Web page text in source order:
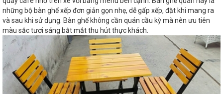
những bộ bàn ghế xếp đơn giản gọn nhẹ, dễ gấp xếp, đặt khi mang ra
và sau khi sử dụng. Bàn ghế không cần quán cầu kỳ mà nên ưu tiên
màu sắc tươi sáng bắt mắt thu hút thực khách.